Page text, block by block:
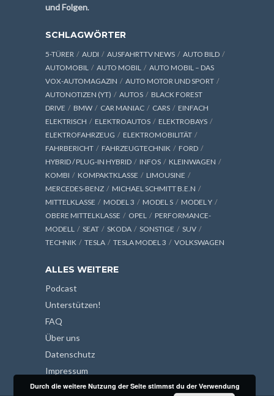
und Folgen.
SCHLAGWÖRTER
5-TÜRER AUDI AUSFAHRTTV NEWS
AUTO BILD
AUTOMOBIL
AUTO MOBIL
AUTO MOBIL – DAS
VOX-AUTOMAGAZIN
AUTO MOTOR UND SPORT
AUTONOTIZEN (YT)
AUTOS
BLACK FOREST
DRIVE
BMW CAR MANIAC CARS
EINFACH
ELEKTRISCH
ELEKTROAUTOS
ELEKTROBAYS
ELEKTROFAHRZEUG
ELEKTROMOBILITÄT
FAHRBERICHT
FAHRZEUGTECHNIK
FORD
HYBRID / PLUG-IN HYBRID
INFOS
KLEINWAGEN
KOMBI
KOMPAKTKLASSE
LIMOUSINE
MERCEDES-BENZ
MICHAEL SCHMITT B.E.N
MITTELKLASSE
MODEL 3 MODEL S
MODEL Y
OBERE MITTELKLASSE
OPEL
PERFORMANCE-
MODELL
SEAT SKODA SONSTIGE
SUV
TECHNIK
TESLA TESLA MODEL 3 VOLKSWAGEN
ALLES WEITERE
Podcast
Unterstützen!
FAQ
Über uns
Datenschutz
Impressum
Durch die weitere Nutzung der Seite stimmst du der Verwendung